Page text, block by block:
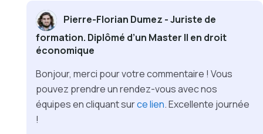
Pierre-Florian Dumez - Juriste de
formation. Diplômé d’un Master II en droit
économique
Bonjour, merci pour votre commentaire ! Vous
pouvez prendre un rendez-vous avec nos
équipes en cliquant surce lien. Excellente journée
!